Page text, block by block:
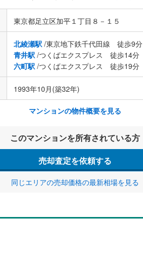
東京都足立区加平１丁目８－１５
北綾瀬駅 /東京地下鉄千代田線 徒歩9分
青井駅 /つくばエクスプレス 徒歩14分
六町駅 /つくばエクスプレス 徒歩19分
1993年10月(築32年)
マンションの物件概要を見る
このマンションを所有されている方
売却査定を依頼する
同じエリアの売却価格の最新相場を見る